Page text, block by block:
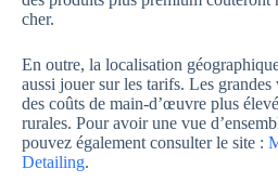
cher.
En outre, la localisation
aussi jouer sur les tarifs. Les
des coûts de main-d’œuvre plus
rurales. Pour avoir une vue
pouvez également consulter le site :
Detailing.